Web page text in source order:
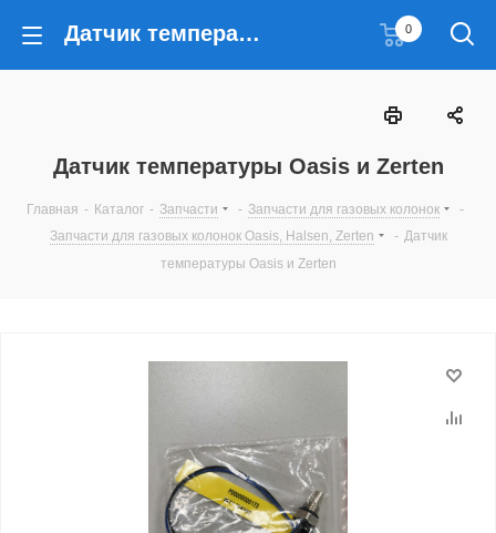
Датчик температуры Oasis и Zerten 0
Датчик температуры Oasis и Zerten
Главная - Каталог - Запчасти - Запчасти для газовых колонок
-
Запчасти для газовых колонок Oasis, Halsen, Zerten
- Датчик
температуры Oasis и Zerten